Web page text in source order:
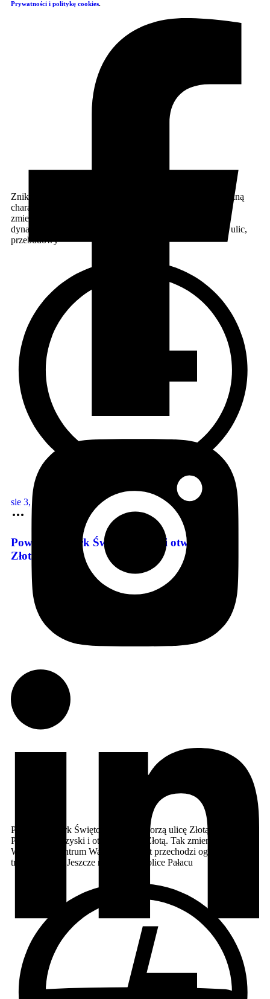
Znikną charakterystyczne wiaty przy metrze Centrum Znikną
charakterystyczne wiaty przy metrze Centrum. Warszawa
zmienia swój symbol lat 90. Warszawa od lat bardzo
dynamicznie się zmienia. Nowe wieżowce, modernizacje ulic,
przebudowy
sie 3, 2026
Powiększą Park Świętokrzyski i otworzą ulicę
Złotą
Powiększą Park Świętokrzyski i otworzą ulicę Złotą Powiększą
Park Świętokrzyski i otworzą ulicę Złotą. Tak zmieni się centrum
Warszawy Centrum Warszawy od lat przechodzi ogromną
transformację. Jeszcze niedawno okolice Pałacu
Prywatności i politykę cookies.